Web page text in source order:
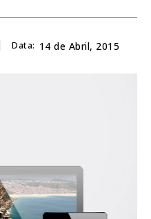
Data: 14 de Abril, 2015